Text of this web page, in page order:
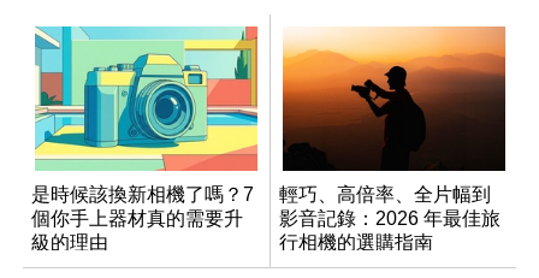
是時候該換新相機了嗎？7
個你手上器材真的需要升
級的理由
輕巧、高倍率、全片幅到
影音記錄：2026 年最佳旅
行相機的選購指南